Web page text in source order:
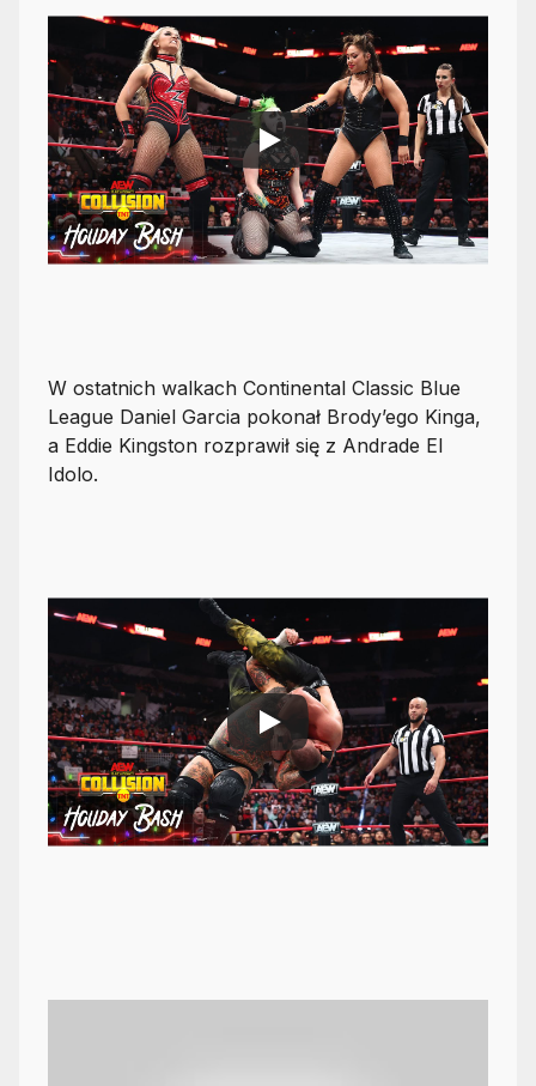
W ostatnich walkach Continental Classic Blue
League Daniel Garcia pokonał Brody’ego Kinga,
a Eddie Kingston rozprawił się z Andrade El
Idolo.